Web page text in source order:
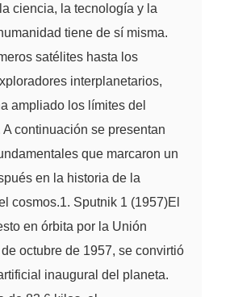
ciencia, la tecnología y la
tiene de sí misma.
satélites hasta los
interplanetarios,
ampliado los límites del
continuación se presentan
que marcaron un
en la historia de la
cosmos.1. Sputnik 1 (1957)El
en órbita por la Unión
octubre de 1957, se convirtió
inaugural del planeta.